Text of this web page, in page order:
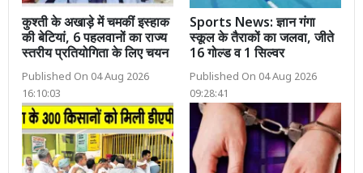
कुश्ती के अखाड़े में चमकीं इस्हाक
की बेटियां, 6 पहलवानों का राज्य
स्तरीय प्रतियोगिता के लिए चयन
Published On 04 Aug 2026
16:10:03
Sports News: ज्ञान गंगा
स्कूल के तैराकों का जलवा, जीते
16 गोल्ड व 1 सिल्वर
Published On 04 Aug 2026
09:28:41